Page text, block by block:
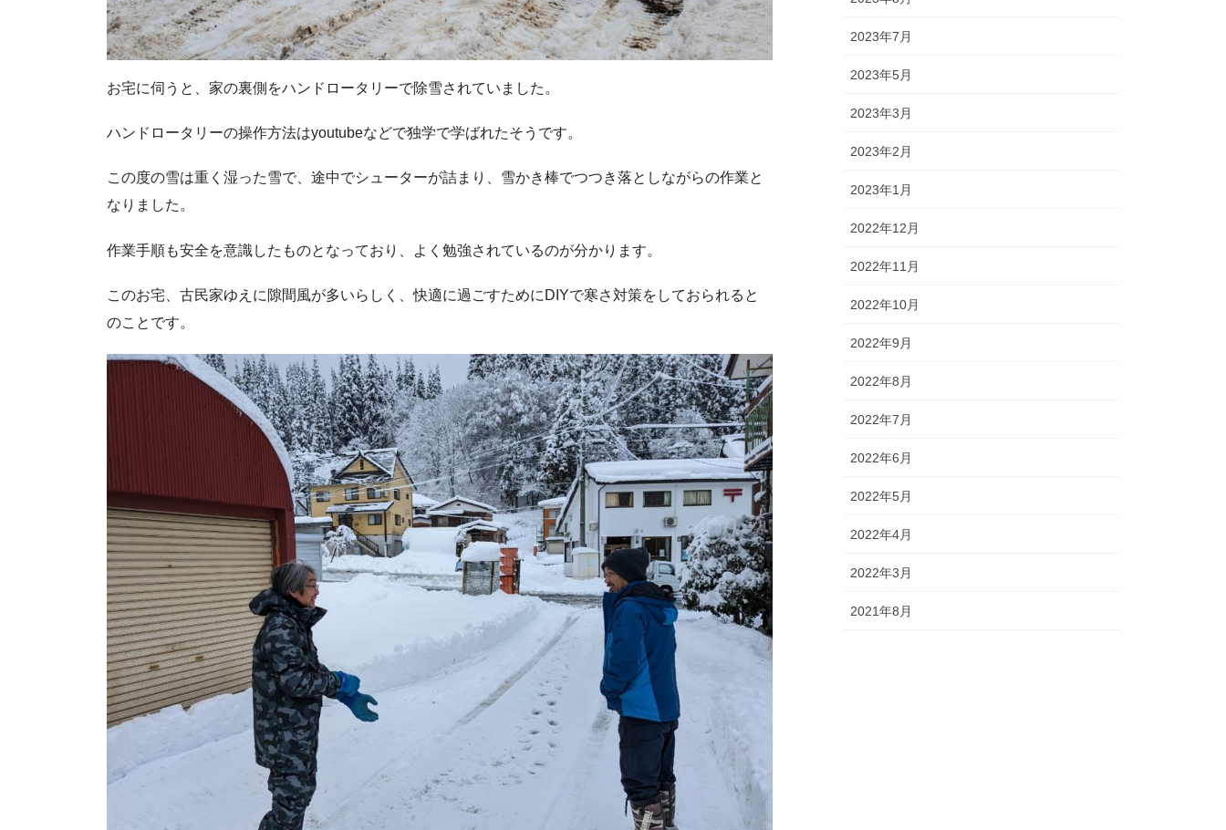
お宅に伺うと、家の裏側をハンドロータリーで除雪されていました。
ハンドロータリーの操作方法はyoutubeなどで独学で学ばれたそうです。
この度の雪は重く湿った雪で、途中でシューターが詰まり、雪かき棒でつつき落としながらの作業と
なりました。
作業手順も安全を意識したものとなっており、よく勉強されているのが分かります。
このお宅、古民家ゆえに隙間風が多いらしく、快適に過ごすためにDIYで寒さ対策をしておられると
のことです。
2023年7月
2023年5月
2023年3月
2023年2月
2023年1月
2022年12月
2022年11月
2022年10月
2022年9月
2022年8月
2022年7月
2022年6月
2022年5月
2022年4月
2022年3月
2021年8月